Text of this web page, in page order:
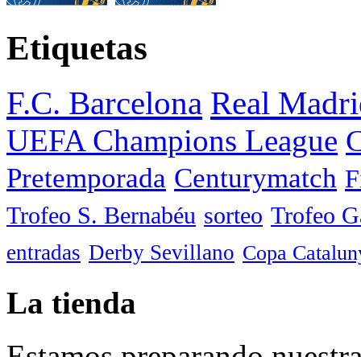
Etiquetas
F.C. Barcelona Real
UEFA Champions League
Pretemporada Centurymatch
Trofeo S. Bernabéu sorteo Trofeo
entradas Derby Sevillano Copa
La tienda